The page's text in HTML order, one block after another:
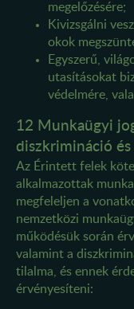
megelőzésére;
Kivizsgálni
okok
Egyszerű,
utasításokat
védelmére,
12 Munkaügyi
diszkrimináció
Az Érintett felek
alkalmazottak
megfeleljen a
nemzetközi
működésük során
valamint a
tilalma, és ennek
érvényesíteni: